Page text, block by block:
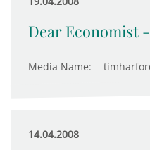
Dear Economist
Media Name:
14.04.2008